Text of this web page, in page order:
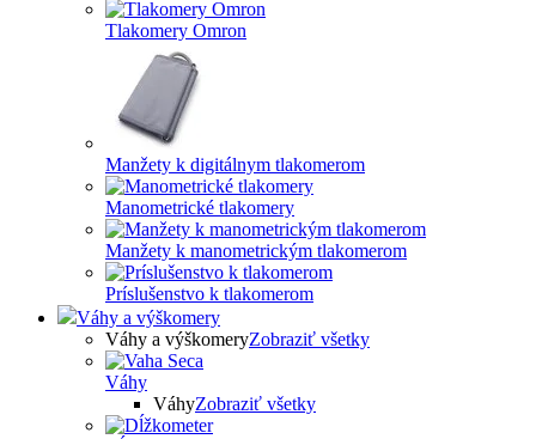
Tlakomery Omron
Manžety k digitálnym tlakomerom
Manometrické tlakomery
Manžety k manometrickým tlakomerom
Príslušenstvo k tlakomerom
Váhy a výškomery
Váhy a výškomeryZobraziť všetky
Váhy
VáhyZobraziť všetky